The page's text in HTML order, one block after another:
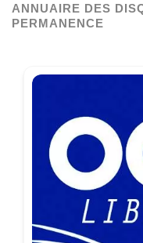
ANNUAIRE DES
PERMANENCE